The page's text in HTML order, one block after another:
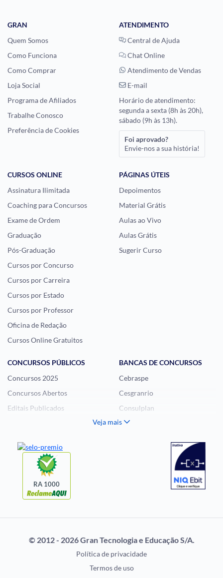
GRAN
Quem Somos
Como Funciona
Como Comprar
Loja Social
Programa de Afiliados
Trabalhe Conosco
Preferência de Cookies
ATENDIMENTO
Central de Ajuda
Chat Online
Atendimento de Vendas
E-mail
Horário de atendimento:
segunda a sexta (8h às 20h),
sábado (9h às 13h).
Foi aprovado?
Envie-nos a sua história!
CURSOS ONLINE
Assinatura Ilimitada
Coaching para Concursos
Exame de Ordem
Graduação
Pós-Graduação
Cursos por Concurso
Cursos por Carreira
Cursos por Estado
Cursos por Professor
Oficina de Redação
Cursos Online Gratuitos
PÁGINAS ÚTEIS
Depoimentos
Material Grátis
Aulas ao Vivo
Aulas Grátis
Sugerir Curso
CONCURSOS PÚBLICOS
Concursos 2025
Concursos Abertos
Editais Publicados
Questões de Concurso
BANCAS DE CONCURSOS
Cebraspe
Cesgranrio
Consulplan
FCC
CONCURSOS POR
EXAME DE ORDEM
OAB
Prova OAB
Calendário OAB
Veja mais
RA 1000
© 2012 - 2026 Gran Tecnologia e Educação S/A.
Política de privacidade
Termos de uso